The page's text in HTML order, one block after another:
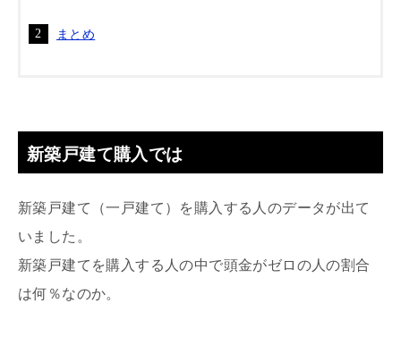
まとめ
新築戸建て購入では
新築戸建て（一戸建て）を購入する人のデータが出て
いました。
新築戸建てを購入する人の中で頭金がゼロの人の割合
は何％なのか。